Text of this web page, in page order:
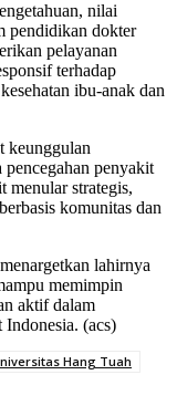
nilai
pendidikan dokter
pelayanan
terhadap
ibu-anak dan
keunggulan
penyakit
menular strategis,
komunitas dan
lahirnya
memimpin
aktif dalam
Indonesia. (acs)
Hang Tuah